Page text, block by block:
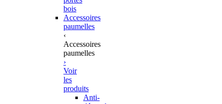
bois
Accessoires
paumelles
‹
Accessoires
paumelles
›
Voir
les
produits
Anti-